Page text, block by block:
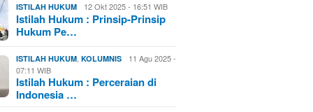
ISTILAH HUKUM 12 Okt 2025 - 16:51 WIB
Istilah Hukum : Prinsip-Prinsip
Hukum Pe…
ISTILAH HUKUM ,KOLUMNIS
11 Agu 2025 -
07:11 WIB
Istilah Hukum : Perceraian di
Indonesia …